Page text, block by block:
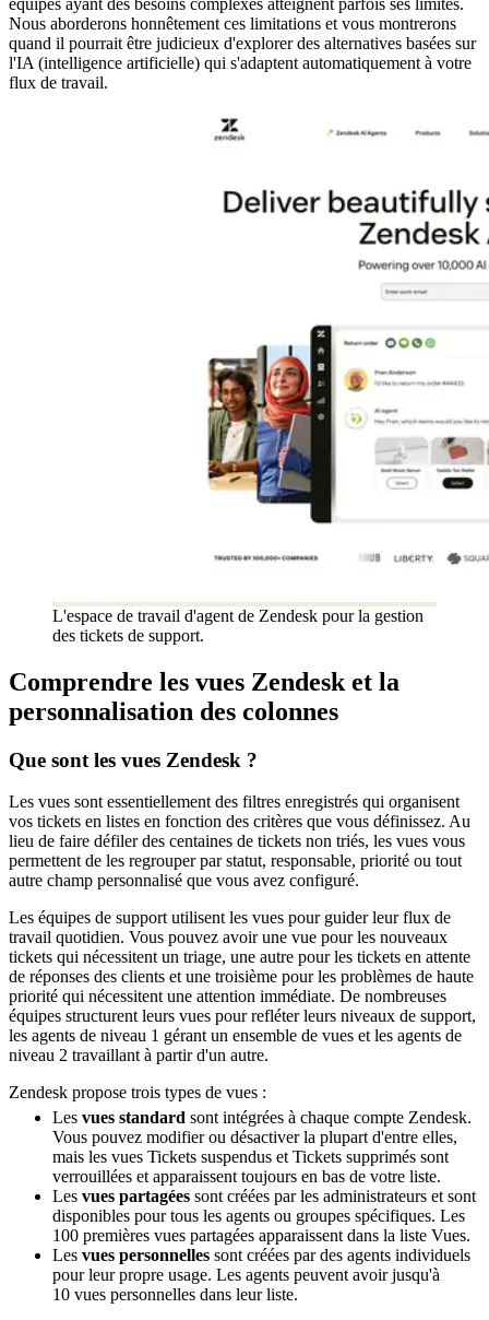
Nous aborderons honnêtement ces limitations et vous montrerons
quand il pourrait être judicieux d'explorer des alternatives basées sur
l'IA (intelligence artificielle) qui s'adaptent automatiquement à votre
flux de travail.
L'espace de travail d'agent de Zendesk pour la gestion
des tickets de support.
Comprendre les vues Zendesk et la
personnalisation des colonnes
Que sont les vues Zendesk ?
Les vues sont essentiellement des filtres enregistrés qui organisent
vos tickets en listes en fonction des critères que vous définissez. Au
lieu de faire défiler des centaines de tickets non triés, les vues vous
permettent de les regrouper par statut, responsable, priorité ou tout
autre champ personnalisé que vous avez configuré.
Les équipes de support utilisent les vues pour guider leur flux de
travail quotidien. Vous pouvez avoir une vue pour les nouveaux
tickets qui nécessitent un triage, une autre pour les tickets en attente
de réponses des clients et une troisième pour les problèmes de haute
priorité qui nécessitent une attention immédiate. De nombreuses
équipes structurent leurs vues pour refléter leurs niveaux de support,
les agents de niveau 1 gérant un ensemble de vues et les agents de
niveau 2 travaillant à partir d'un autre.
Zendesk propose trois types de vues :
Les vues standard sont intégrées à chaque compte Zendesk.
Vous pouvez modifier ou désactiver la plupart d'entre elles,
mais les vues Tickets suspendus et Tickets supprimés sont
verrouillées et apparaissent toujours en bas de votre liste.
Les vues partagées sont créées par les administrateurs et sont
disponibles pour tous les agents ou groupes spécifiques. Les
100 premières vues partagées apparaissent dans la liste Vues.
Les vues personnelles sont créées par des agents individuels
pour leur propre usage. Les agents peuvent avoir jusqu'à
10 vues personnelles dans leur liste.